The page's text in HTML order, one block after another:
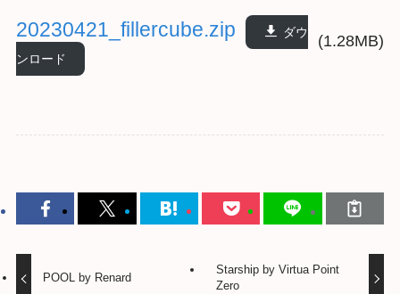
20230421_fillercube.zip
ダウ
ンロード
(1.28MB)
POOL by Renard
Starship by Virtua Point
Zero